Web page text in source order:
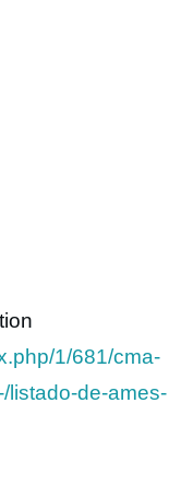
1/681/cma-
listado-de-ames-